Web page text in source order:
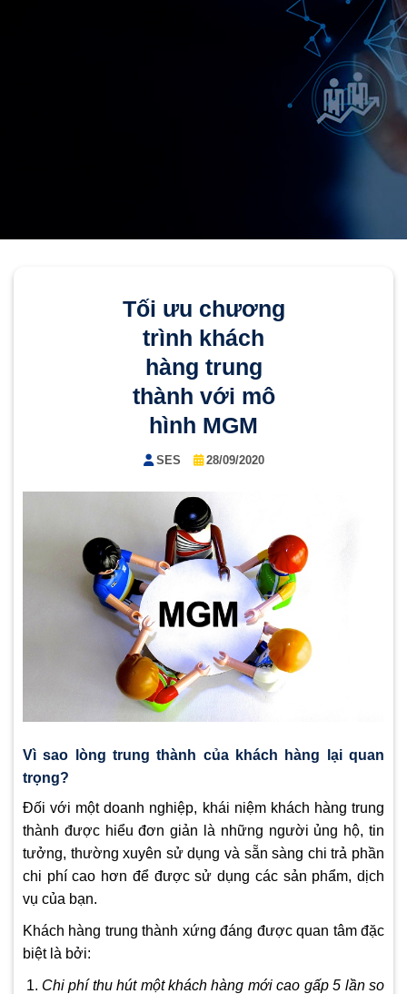
Tối ưu chương
trình khách
hàng trung
thành với mô
hình MGM
SES 28/09/2020
Vì sao lòng trung thành của khách hàng lại quan
trọng?
Đối với một doanh nghiệp, khái niệm khách hàng trung
thành được hiểu đơn giản là những người ủng hộ, tin
tưởng, thường xuyên sử dụng và sẵn sàng chi trả phần
chi phí cao hơn để được sử dụng các sản phẩm, dịch
vụ của bạn.
Khách hàng trung thành xứng đáng được quan tâm đặc
biệt là bởi:
Chi phí thu hút một khách hàng mới cao gấp 5 lần so